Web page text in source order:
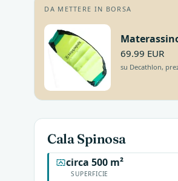
DA METTERE IN BORSA
69.99 EUR
su Decathlon,
Cala Spinosa
SUPERFICIE
circa 500 m²